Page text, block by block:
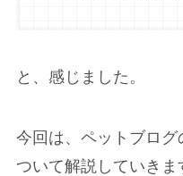
と、感じました。
今回は、ペットブロ
ついて解説していきま